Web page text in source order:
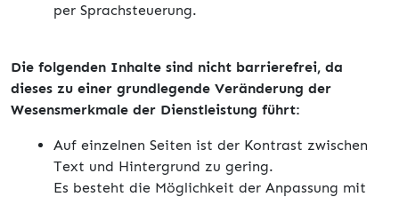
per Sprachsteuerung.
Die folgenden Inhalte sind nicht barrierefrei, da
dieses zu einer grundlegende Veränderung der
Wesensmerkmale der Dienstleistung führt:
Auf einzelnen Seiten ist der Kontrast zwischen
Text und Hintergrund zu gering.
Es besteht die Möglichkeit der Anpassung mit